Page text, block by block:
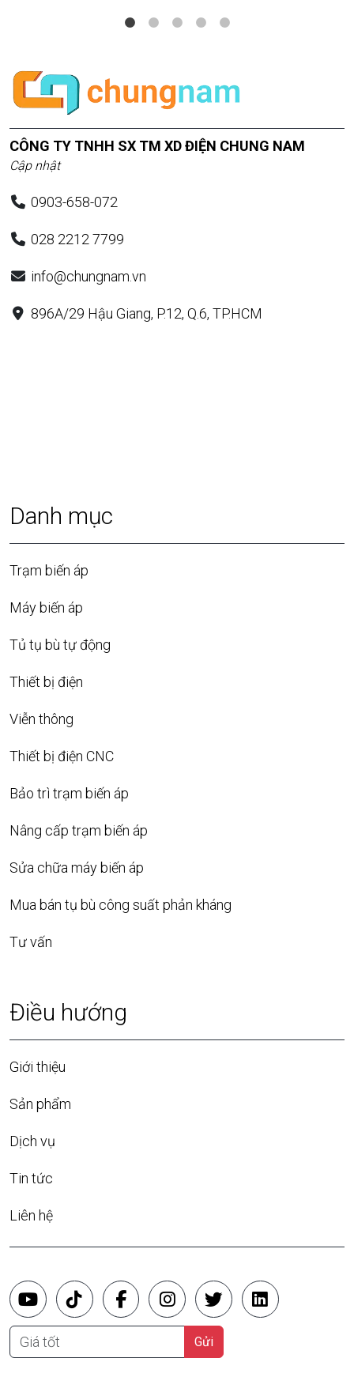
CÔNG TY TNHH SX TM XD ĐIỆN CHUNG NAM
Cập nhật
0903-658-072
028 2212 7799
info@chungnam.vn
896A/29 Hậu Giang, P.12, Q.6, TP.HCM
Danh mục
Trạm biến áp
Máy biến áp
Tủ tụ bù tự động
Thiết bị điện
Viễn thông
Thiết bị điện CNC
Bảo trì trạm biến áp
Nâng cấp trạm biến áp
Sửa chữa máy biến áp
Mua bán tụ bù công suất phản kháng
Tư vấn
Điều hướng
Giới thiệu
Sản phẩm
Dịch vụ
Tin tức
Liên hệ
Giá tốt Gửi